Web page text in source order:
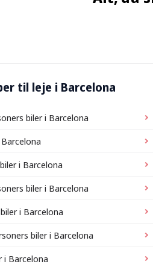
til leje i Barcelona
biler i Barcelona
i Barcelona
biler i Barcelona
i Barcelona
biler i Barcelona
i Barcelona